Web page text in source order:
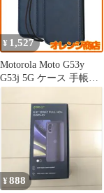
¥ 1,527
Motorola Moto G53y
G53j 5G ケース 手帳型
スマホケース レザー カ
ード収納 内蔵マグネッ
ト式 レトロネイビー
¥888